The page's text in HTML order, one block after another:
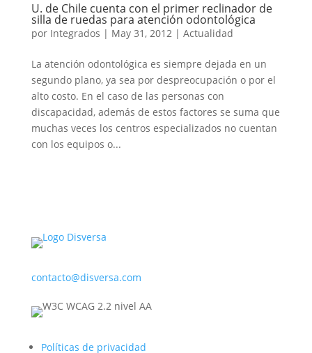
U. de Chile cuenta con el primer reclinador de
silla de ruedas para atención odontológica
por Integrados | May 31, 2012| Actualidad
La atención odontológica es siempre dejada en un
segundo plano, ya sea por despreocupación o por el
alto costo. En el caso de las personas con
discapacidad, además de estos factores se suma que
muchas veces los centros especializados no cuentan
con los equipos o...
contacto@disversa.com
Políticas de privacidad